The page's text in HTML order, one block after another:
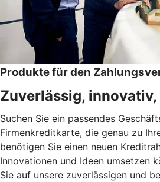
Produkte für den
Zuverlässig,
Suchen Sie ein passendes
Firmenkreditkarte, die genau zu
benötigen Sie einen neuen
Innovationen und Ideen umsetzen
Sie auf unsere zuverlässigen und